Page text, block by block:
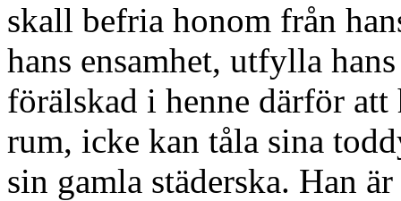
skall befria honom från
hans ensamhet, utfylla
förälskad i henne därför
rum, icke kan tåla sina
sin gamla städerska. Han